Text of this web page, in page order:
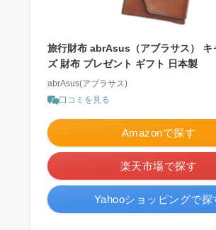
旅行財布 abrAsus（アブラサス） キ
ズ 財布 プレゼント ギフト 日本製
abrAsus(アブラサス)
口コミを見る
Amazonで探す
楽天市場で探す
Yahooショッピングで探